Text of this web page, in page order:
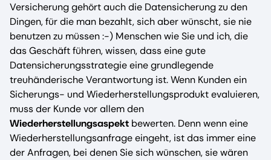
Versicherung gehört auch die Datensicherung zu den
Dingen, für die man bezahlt, sich aber wünscht, sie nie
benutzen zu müssen :-) Menschen wie Sie und ich, die
das Geschäft führen, wissen, dass eine gute
Datensicherungsstrategie eine grundlegende
treuhänderische Verantwortung ist. Wenn Kunden ein
Sicherungs- und Wiederherstellungsprodukt evaluieren,
muss der Kunde vor allem den
Wiederherstellungsaspekt bewerten. Denn wenn eine
Wiederherstellungsanfrage eingeht, ist das immer eine
der Anfragen, bei denen Sie sich wünschen, sie wären